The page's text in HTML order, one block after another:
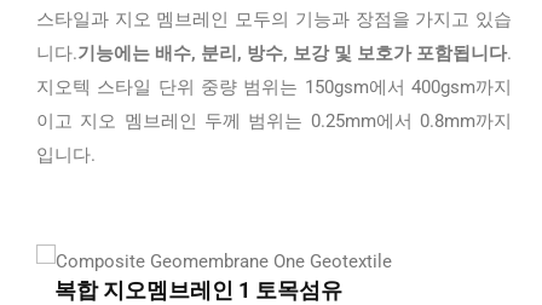
스타일과 지오 멤브레인 모두의 기능과 장점을 가지고 있습
니다.기능에는 배수, 분리, 방수, 보강 및 보호가 포함됩니다.
지오텍 스타일 단위 중량 범위는 150gsm에서 400gsm까지
이고 지오 멤브레인 두께 범위는 0.25mm에서 0.8mm까지
입니다.
복합 지오멤브레인 1 토목섬유